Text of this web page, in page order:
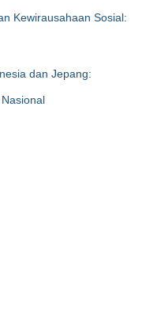
Kewirausahaan Sosial:
dan Jepang: